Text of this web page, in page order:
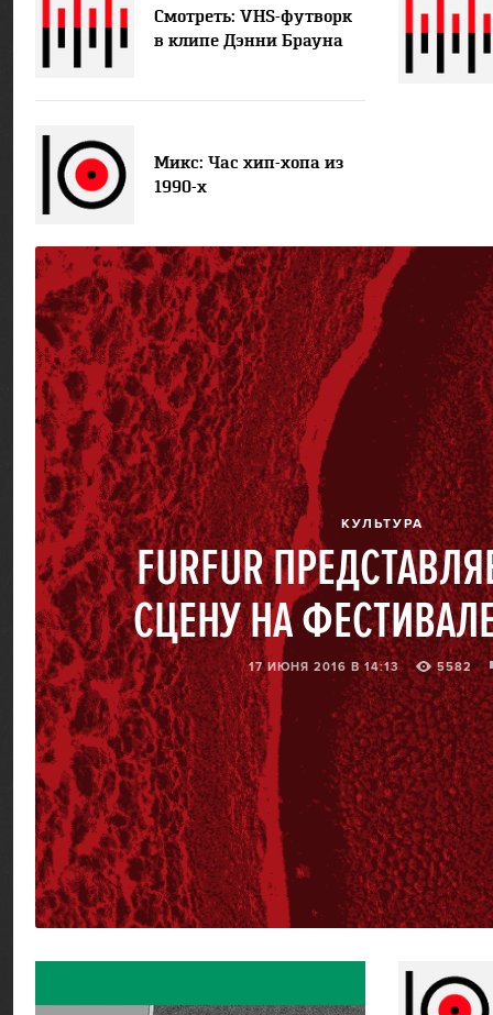
Смотреть: VHS-футворк
в клипе Дэнни Брауна
Микс: Час хип-хопа из
1990-х
КУЛЬТУРА
FURFUR
СЦЕНУ НА
17 ИЮНЯ 2016 В 14:13 5582